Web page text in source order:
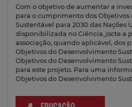
Com o objetivo de aumentar a
para o cumprimento dos
Sustentável para 2030 das Nações
disponibilizada no Ciência_Iscte a
associação, quando aplicável, dos
Objetivos do Desenvolvimento
Objetivos do Desenvolvimento
para este projeto. Para uma
Objetivos do Desenvolvimento